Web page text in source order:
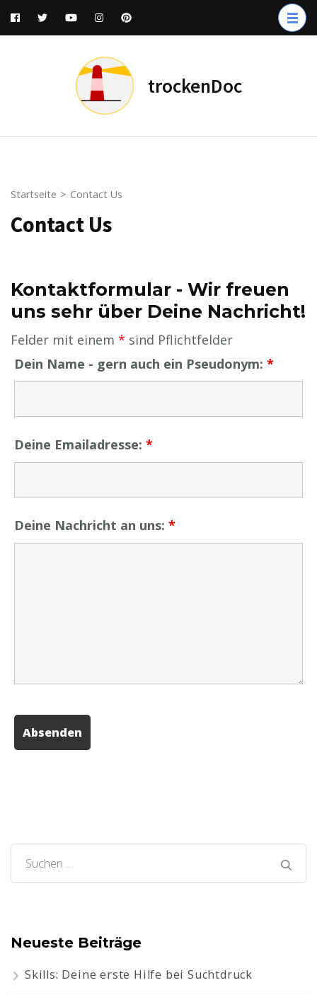
Zum
trockenDoc
Startseite > Contact Us
Contact Us
Kontaktformular - Wir freuen
uns sehr über Deine Nachricht!
Felder mit einem * sind Pflichtfelder
Dein Name - gern auch ein Pseudonym: *
Deine Emailadresse: *
Deine Nachricht an uns: *
Suchen
nach:
Neueste Beiträge
Skills: Deine erste Hilfe bei Suchtdruck